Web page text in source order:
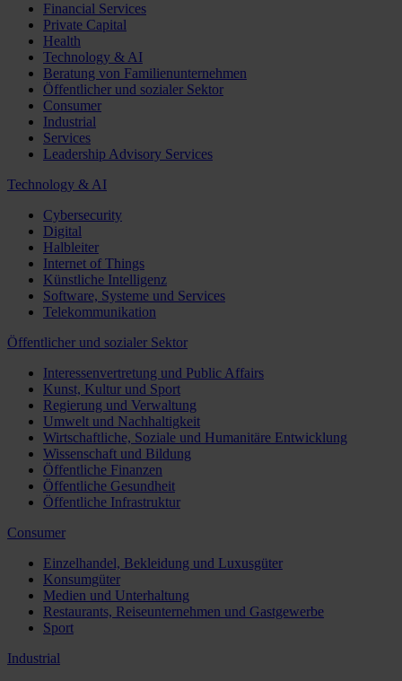
Financial Services
Private Capital
Health
Technology & AI
Beratung von Familienunternehmen
Öffentlicher und sozialer Sektor
Consumer
Industrial
Services
Leadership Advisory Services
Technology & AI
Cybersecurity
Digital
Halbleiter
Internet of Things
Künstliche Intelligenz
Software, Systeme und Services
Telekommunikation
Öffentlicher und sozialer Sektor
Interessenvertretung und Public Affairs
Kunst, Kultur und Sport
Regierung und Verwaltung
Umwelt und Nachhaltigkeit
Wirtschaftliche, Soziale und Humanitäre Entwicklung
Wissenschaft und Bildung
Öffentliche Finanzen
Öffentliche Gesundheit
Öffentliche Infrastruktur
Consumer
Einzelhandel, Bekleidung und Luxusgüter
Konsumgüter
Medien und Unterhaltung
Restaurants, Reiseunternehmen und Gastgewerbe
Sport
Industrial